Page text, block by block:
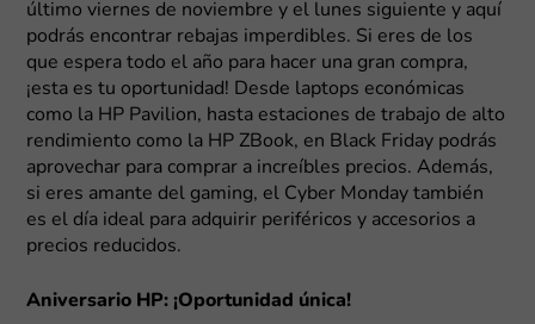
último viernes de noviembre y el lunes siguiente y aquí
podrás encontrar rebajas imperdibles. Si eres de los
que espera todo el año para hacer una gran compra,
¡esta es tu oportunidad! Desde laptops económicas
como la HP Pavilion, hasta estaciones de trabajo de alto
rendimiento como la HP ZBook, en Black Friday podrás
aprovechar para comprar a increíbles precios. Además,
si eres amante del gaming, el Cyber Monday también
es el día ideal para adquirir periféricos y accesorios a
precios reducidos.
Aniversario HP: ¡Oportunidad única!